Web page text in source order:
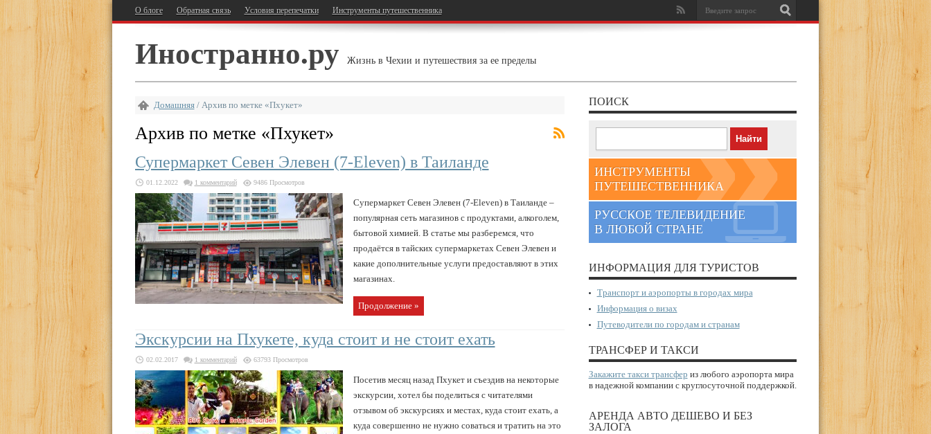
О блоге Обратная связь Условия перепечатки Инструменты путешественника
Иностранно.ру Жизнь в Чехии и путешествия за ее пределы
Домашняя/ Архив по метке «Пхукет»
Архив по метке «Пхукет»
Супермаркет Севен Элевен (7-Eleven) в Таиланде
01.12.2022 1 комментарий 9486 Просмотров
Супермаркет Севен Элевен (7-Eleven) в Таиланде –
популярная сеть магазинов с продуктами, алкоголем,
бытовой химией. В статье мы разберемся, что
продаётся в тайских супермаркетах Севен Элевен и
какие дополнительные услуги предоставляют в этих
магазинах.
Продолжение »
Экскурсии на Пхукете, куда стоит и не стоит ехать
02.02.2017 1 комментарий 63793 Просмотров
Посетив месяц назад Пхукет и съездив на некоторые
экскурсии, хотел бы поделиться с читателями
отзывом об экскурсиях и местах, куда стоит ехать, а
куда совершенно не нужно соваться и тратить на это
ПОИСК
ИНСТРУМЕНТЫ
ПУТЕШЕСТВЕННИКА
РУССКОЕ ТЕЛЕВИДЕНИЕ
В ЛЮБОЙ СТРАНЕ
ИНФОРМАЦИЯ ДЛЯ ТУРИСТОВ
Транспорт и аэропорты в городах мира
Информация о визах
Путеводители по городам и странам
ТРАНСФЕР И ТАКСИ
Закажите такси трансфер из любого аэропорта мира
в надежной компании с круглосуточной поддержкой.
АРЕНДА АВТО ДЕШЕВО И БЕЗ
ЗАЛОГА